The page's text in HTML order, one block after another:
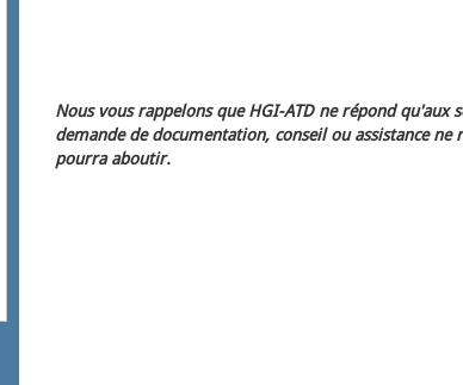
Nous vous rappelons que HGI-ATD ne répond qu'aux
demande de documentation, conseil ou assistance ne
pourra aboutir.